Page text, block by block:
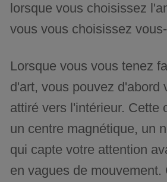
lorsque vous choisissez
vous vous choisissez
Lorsque vous vous tenez
d'art, vous pouvez d'abord
attiré vers l'intérieur.
un centre magnétique, un
qui capte votre attention
en vagues de mouvement.